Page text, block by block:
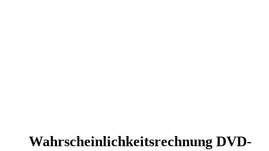
Wahr­schein­lich­keits­rech­nung DVD-